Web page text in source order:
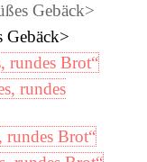
Gebäck>
Gebäck>
rundes Brot“
rundes
rundes Brot“